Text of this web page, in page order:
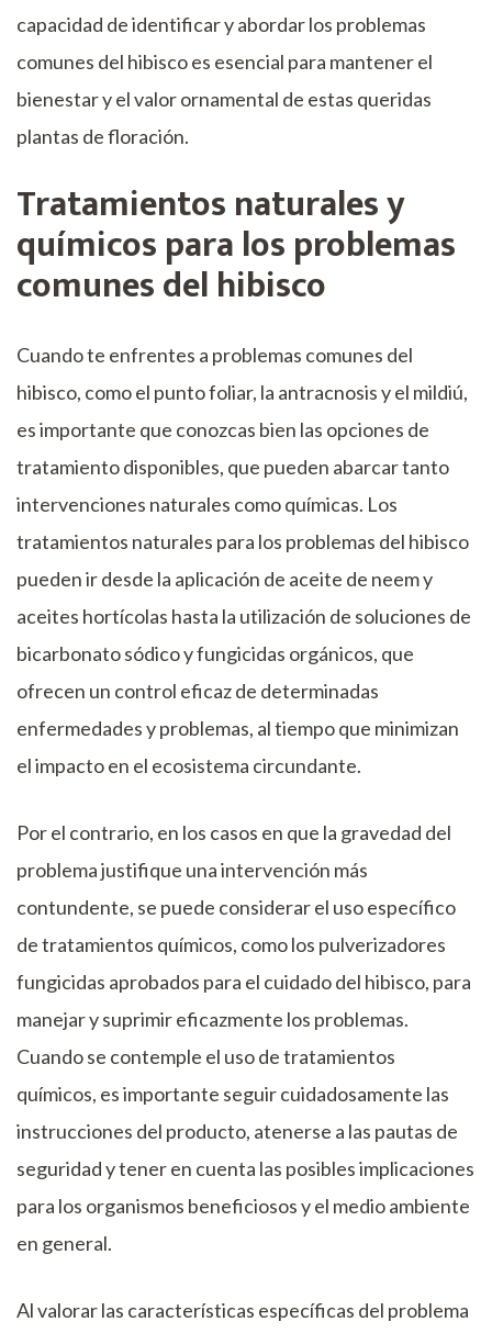
capacidad de identificar y abordar los problemas
comunes del hibisco es esencial para mantener el
bienestar y el valor ornamental de estas queridas
plantas de floración.
Tratamientos naturales y
químicos para los problemas
comunes del hibisco
Cuando te enfrentes a problemas comunes del
hibisco, como el punto foliar, la antracnosis y el mildiú,
es importante que conozcas bien las opciones de
tratamiento disponibles, que pueden abarcar tanto
intervenciones naturales como químicas. Los
tratamientos naturales para los problemas del hibisco
pueden ir desde la aplicación de aceite de neem y
aceites hortícolas hasta la utilización de soluciones de
bicarbonato sódico y fungicidas orgánicos, que
ofrecen un control eficaz de determinadas
enfermedades y problemas, al tiempo que minimizan
el impacto en el ecosistema circundante.
Por el contrario, en los casos en que la gravedad del
problema justifique una intervención más
contundente, se puede considerar el uso específico
de tratamientos químicos, como los pulverizadores
fungicidas aprobados para el cuidado del hibisco, para
manejar y suprimir eficazmente los problemas.
Cuando se contemple el uso de tratamientos
químicos, es importante seguir cuidadosamente las
instrucciones del producto, atenerse a las pautas de
seguridad y tener en cuenta las posibles implicaciones
para los organismos beneficiosos y el medio ambiente
en general.
Al valorar las características específicas del problema